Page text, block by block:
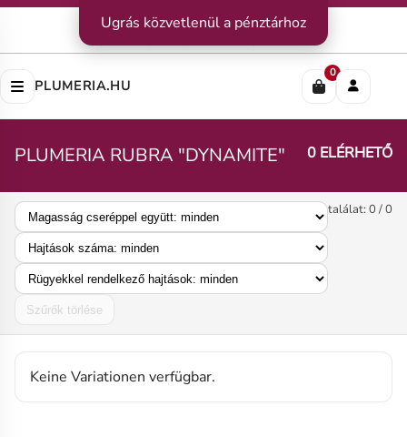
Kapcsolat|Szállítás|Fizetési módok
PLUMERIA.HU
0
PLUMERIA RUBRA "DYNAMITE" 0 ELÉRHETŐ
Szűrők törlése
találat: 0 / 0
Keine Variationen verfügbar.
Ugrás közvetlenül a pénztárhoz